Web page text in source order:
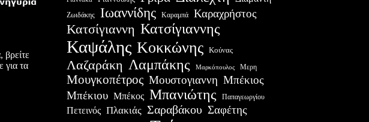
βρείτε
για τα
Ζωιδάκης Ιωαννίδης Καραμπά Καραχρήστος
Κατσίγιαννη Κατσίγιαννης
Καψάλης Κοκκώνης Κούνας
Λαζαράκη Λαμπάκης Μαρκόπουλος Μερη
Μουγκοπέτρος Μουστογιαννη Μπέκιος
Μπέκιου Μπέκος Μπανιώτης Παπαγεωργίου
Πετεινός Πλακιάς Σαραβάκου Σαφέτης